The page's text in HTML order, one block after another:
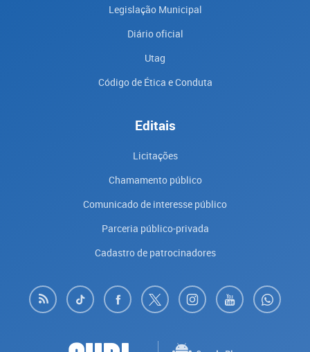
Legislação Municipal
Diário oficial
Utag
Código de Ética e Conduta
Editais
Licitações
Chamamento público
Comunicado de interesse público
Parceria público-privada
Cadastro de patrocinadores